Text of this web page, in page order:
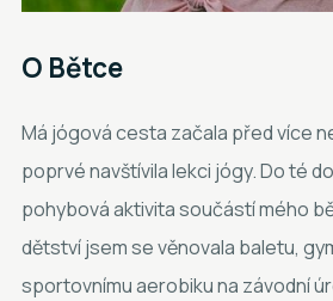
O Bětce
Má jógová cesta začala před více
poprvé navštívila lekci jógy. Do té
pohybová aktivita součástí mého
dětství jsem se věnovala baletu,
sportovnímu aerobiku na závodní